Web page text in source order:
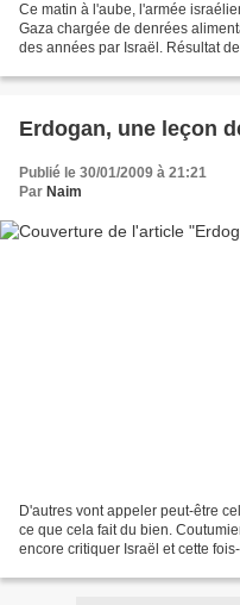
Ce matin à l'aube, l'armée
Gaza chargée de denrées
des années par Israël. Résultat
Erdogan, une leçon
Publié le 30/01/2009 à 21:21
Par Naim
D'autres vont appeler peut-être
ce que cela fait du bien.
encore critiquer Israël et cette